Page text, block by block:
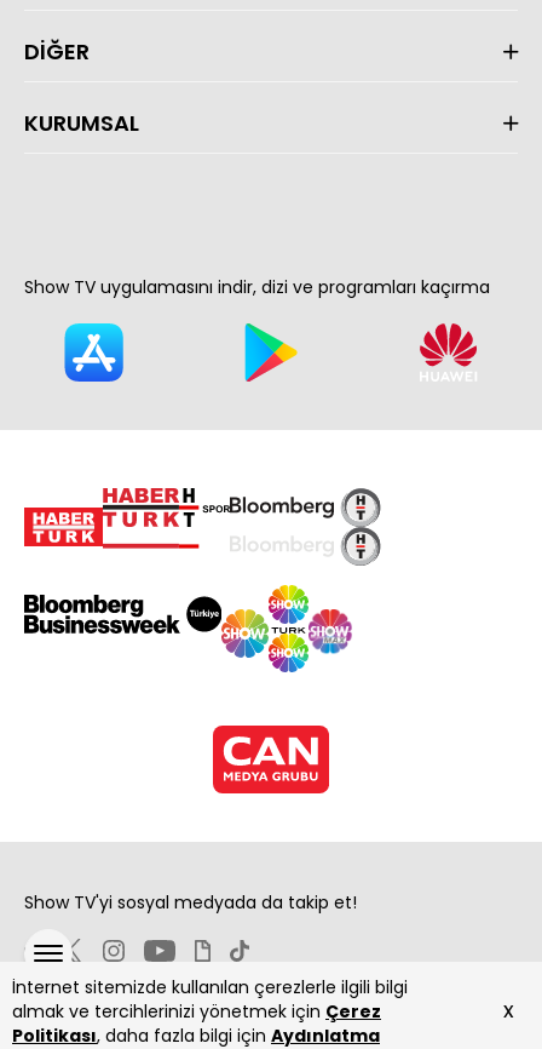
İnternet sitemizde kullanılan çerezlerle ilgili bilgi
almak ve tercihlerinizi yönetmek için Çerez
Politikası, daha fazla bilgi için Aydınlatma
x
DİĞER
KURUMSAL
Show TV uygulamasını indir, dizi ve programları kaçırma
Show TV'yi sosyal medyada da takip et!